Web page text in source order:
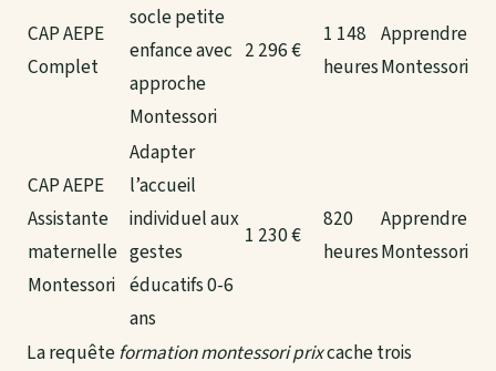
CAP AEPE
Complet
socle petite
enfance avec
approche
Montessori
2 296 €
1 148
heures
Apprendre
Montessori
CAP AEPE
Assistante
maternelle
Montessori
Adapter
l’accueil
individuel aux
gestes
éducatifs 0-6
ans
1 230 €
820
heures
Apprendre
Montessori
La requêteformation montessori prixcache trois